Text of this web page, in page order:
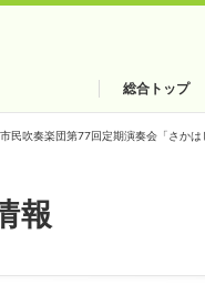
総合トップ
民吹奏楽団第77回定期演奏会「さか
報